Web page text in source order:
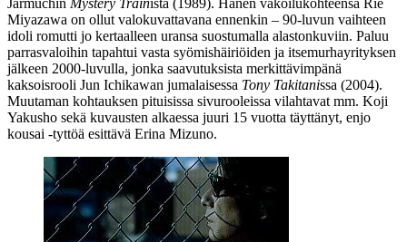
Miyazawa on ollut valokuvattavana ennenkin – 90‑luvun vaihteen
idoli romutti jo kertaalleen uransa suostumalla alastonkuviin. Paluu
parrasvaloihin tapahtui vasta syömishäiriöiden ja itsemurhayrityksen
jälkeen 2000‑luvulla, jonka saavutuksista merkittävimpänä
kaksoisrooli Jun Ichikawan jumalaisessa Tony Takitanissa (2004).
Muutaman kohtauksen pituisissa sivurooleissa vilahtavat mm. Koji
Yakusho sekä kuvausten alkaessa juuri 15 vuotta täyttänyt, enjo
kousai ‑tyttöä esittävä Erina Mizuno.